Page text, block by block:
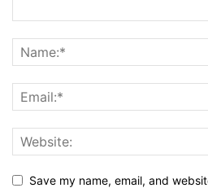
Save my name, email, and